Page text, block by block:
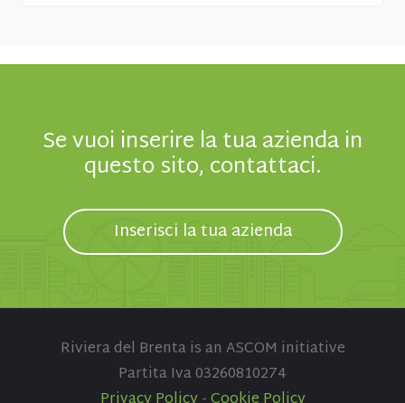
Se vuoi inserire la tua azienda in
questo sito, contattaci.
Inserisci la tua azienda
Riviera del Brenta is an ASCOM initiative
Partita Iva 03260810274